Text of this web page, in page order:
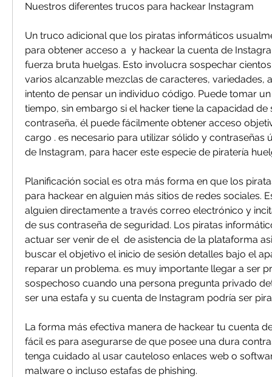
Nuestros diferentes trucos para hackear Instagram
Un truco adicional que los piratas informáticos
para obtener acceso a  y hackear la cuenta de
fuerza bruta huelgas. Esto involucra sospechar
varios alcanzable mezclas de caracteres, variedades,
intento de pensar un individuo código. Puede tomar
tiempo, sin embargo si el hacker tiene la capacidad
contraseña, él puede fácilmente obtener acceso
cargo . es necesario para utilizar sólido y contraseñas
de Instagram, para hacer este especie de piratería
Planificación social es otra más forma en que los
para hackear en alguien más sitios de redes sociales.
alguien directamente a través correo electrónico y
de sus contraseña de seguridad. Los piratas
actuar ser venir de el  de asistencia de la plataforma
buscar el objetivo el inicio de sesión detalles bajo el
reparar un problema. es muy importante llegar a ser
sospechoso cuando una persona pregunta privado
ser una estafa y su cuenta de Instagram podría ser
La forma más efectiva manera de hackear tu cuenta
fácil es para asegurarse de que posee una dura
tenga cuidado al usar cauteloso enlaces web o
malware o incluso estafas de phishing.